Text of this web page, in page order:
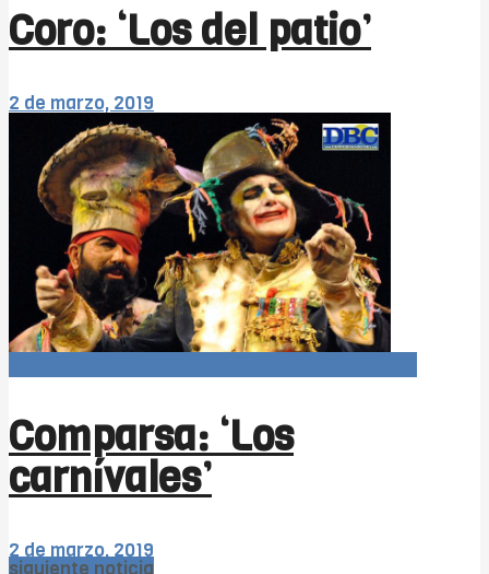
Coro: ‘Los del patio’
2 de marzo, 2019
Comparsa: ‘Los
carnívales’
2 de marzo, 2019
siguiente noticia